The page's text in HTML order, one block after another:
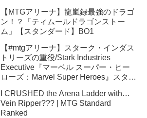
【MTGアリーナ】龍嵐録最強のドラゴ
ン！？「ティムールドラゴンストー
ム」【スタンダード】BO1
【#mtgアリーナ】スターク・インダス
トリーズの重役/Stark Industries
Executive『マーベル スーパー・ヒー
ローズ：Marvel Super Heroes』スタン
I CRUSHED the Arena Ladder with…
Vein Ripper??? | MTG Standard
Ranked